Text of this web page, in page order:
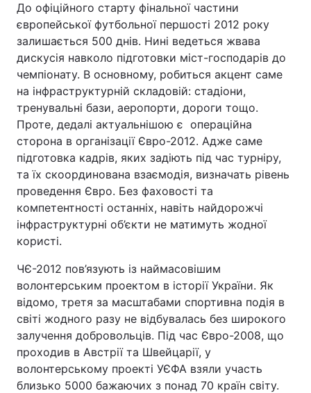
Головна Війна
Україна Політика
Економіка Світ
Спорт Наука
Техно і зв'язок Лайт
Зброя Інциденти
До офіційного старту фінальної частини
європейської футбольної першості 2012 року
залишається 500 днів. Нині ведеться жвава
дискусія навколо підготовки міст-господарів до
чемпіонату. В основному, робиться акцент саме
на інфраструктурній складовій: стадіони,
тренувальні бази, аеропорти, дороги тощо.
Проте, дедалі актуальнішою є операційна
сторона в організації Євро-2012. Адже саме
підготовка кадрів, яких задіють під час турніру,
та їх скоординована взаємодія, визначать рівень
проведення Євро. Без фаховості та
компетентності останніх, навіть найдорожчі
інфраструктурні об’єкти не матимуть жодної
користі.
ЧЄ-2012 пов’язують із наймасовішим
волонтерським проектом в історії України. Як
відомо, третя за масштабами спортивна подія в
світі жодного разу не відбувалась без широкого
залучення добровольців. Під час Євро-2008, що
проходив в Австрії та Швейцарії, у
волонтерському проекті УЄФА взяли участь
близько 5000 бажаючих з понад 70 країн світу.